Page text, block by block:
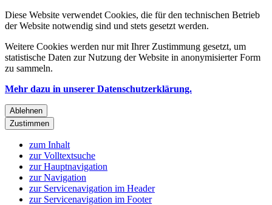
Diese Website verwendet Cookies, die für den technischen Betrieb
der Website notwendig sind und stets gesetzt werden.
Weitere Cookies werden nur mit Ihrer Zustimmung gesetzt, um
statistische Daten zur Nutzung der Website in anonymisierter Form
zu sammeln.
Mehr dazu in unserer Datenschutzerklärung.
Ablehnen
Zustimmen
zum Inhalt
zur Volltextsuche
zur Hauptnavigation
zur Navigation
zur Servicenavigation im Header
zur Servicenavigation im Footer